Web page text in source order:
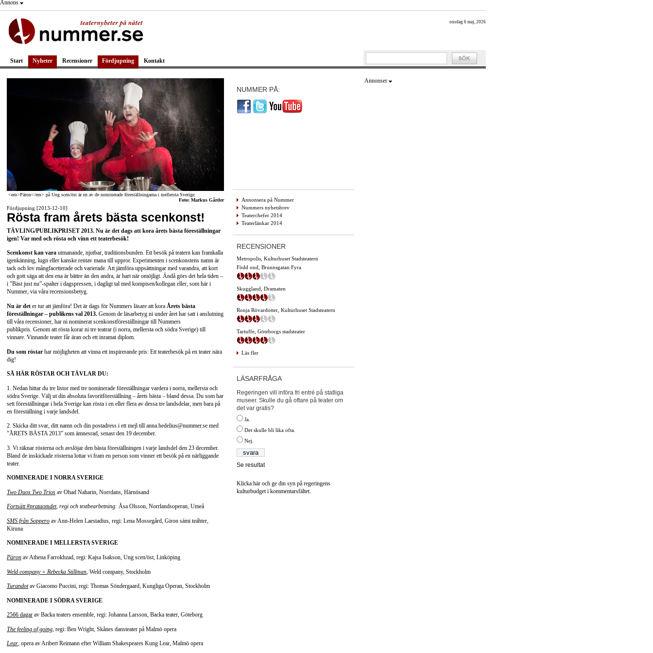
Annons
onsdag 6 maj, 2026
Start Nyheter Recensioner Fördjupning Kontakt
<em>Päron</em> på Ung scen/öst är en av de nominerade föreställningarna i mellersta Sverige.
Foto: Markus Gårder
Fördjupning [2013-12-10]
Rösta fram årets bästa scenkonst!
TÄVLING/PUBLIKPRISET 2013. Nu är det dags att kora årets bästa föreställningar
igen! Var med och rösta och vinn ett teaterbesök!
Scenkonst kan vara utmanande, njutbar, traditionsbunden. Ett besök på teatern kan framkalla
igenkänning, lugn eller kanske rentav mana till uppror. Experimenten i scenkonstens namn är
tack och lov mångfacetterade och varierade. Att jämföra uppsättningar med varandra, att kort
och gott säga att den ena är bättre än den andra, är hart när omöjligt. Ändå görs det hela tiden –
i ”Bäst just nu”-spalter i dagspressen, i dagligt tal med kompisen/kollegan eller, som här i
Nummer, via våra recensionsbetyg.
Nu är det er tur att jämföra! Det är dags för Nummers läsare att kora Årets bästa
föreställningar – publikens val 2013. Genom de läsarbetyg ni under året har satt i anslutning
till våra recensioner, har ni nominerat scenkonstföreställningar till Nummers
publikpris. Genom att rösta korar ni tre teatrar (i norra, mellersta och södra Sverige) till
vinnare. Vinnande teater får äran och ett inramat diplom.
Du som röstar har möjligheten att vinna ett inspirerande pris: Ett teaterbesök på en teater nära
dig!
SÅ HÄR RÖSTAR OCH TÄVLAR DU:
1. Nedan hittar du tre listor med tre nominerade föreställningar vardera i norra, mellersta och
södra Sverige. Välj ut din absoluta favoritföreställning – årets bästa – bland dessa. Du som har
sett föreställningar i hela Sverige kan rösta i en eller flera av dessa tre landsdelar, men bara på
en föreställning i varje landsdel.
2. Skicka ditt svar, ditt namn och din postadress i ett mejl till anna.hedelius@nummer.se med
”ÅRETS BÄSTA 2013” som ämnesrad, senast den 19 december.
3. Vi räknar rösterna och avslöjar den bästa föreställningen i varje landsdel den 23 december.
Bland de inskickade rösterna lottar vi fram en person som vinner ett besök på en närliggande
teater.
NOMINERADE I NORRA SVERIGE
Two Duos Two Trios av Ohad Naharin, Norrdans, Härnösand
Fortsätt #prataomdet, regi och textbearbetning: Åsa Olsson, Norrlandsoperan, Umeå
SMS från Soppero av Ann-Helen Laestadius, regi: Lena Mossegård, Giron sámi teáhter,
Kiruna
NOMINERADE I MELLERSTA SVERIGE
Päron av Athena Farrokhzad, regi: Kajsa Isakson, Ung scen/öst, Linköping
Weld company + Rebecka Stillman , Weld company, Stockholm
Turandotav Giacomo Puccini, regi: Thomas Söndergaard, Kungliga Operan, Stockholm
NOMINERADE I SÖDRA SVERIGE
2566 dagar av Backa teaters ensemble, regi: Johanna Larsson, Backa teater, Göteborg
The feeling of going regi: Ben Wright, Skånes dansteater på Malmö opera
Lear, opera av Aribert Reimann efter William Shakespeares Kung Lear, Malmö opera
NUMMER PÅ:
Annonsera på Nummer
Nummers nyhetsbrev
Teaterchefer 2014
Teaterlänkar 2014
RECENSIONER
Metropolis, Kulturhuset Stadsteatern
Född ond, Brunnsgatan Fyra
Skuggland, Dramaten
Ronja Rövardotter, Kulturhuset Stadsteatern
Tartuffe, Göteborgs stadsteater
Läs fler
LÄSARFRÅGA
Regeringen vill införa fri entré på statliga
museer. Skulle du gå oftare på teater om
det var gratis?
Ja.
Det skulle bli lika ofta.
Nej.
Se resultat
Klicka här och ge din syn på regeringens
kulturbudget i kommentarsfältet.
Annonser